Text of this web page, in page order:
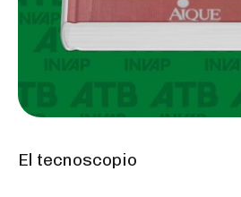
El tecnoscopio